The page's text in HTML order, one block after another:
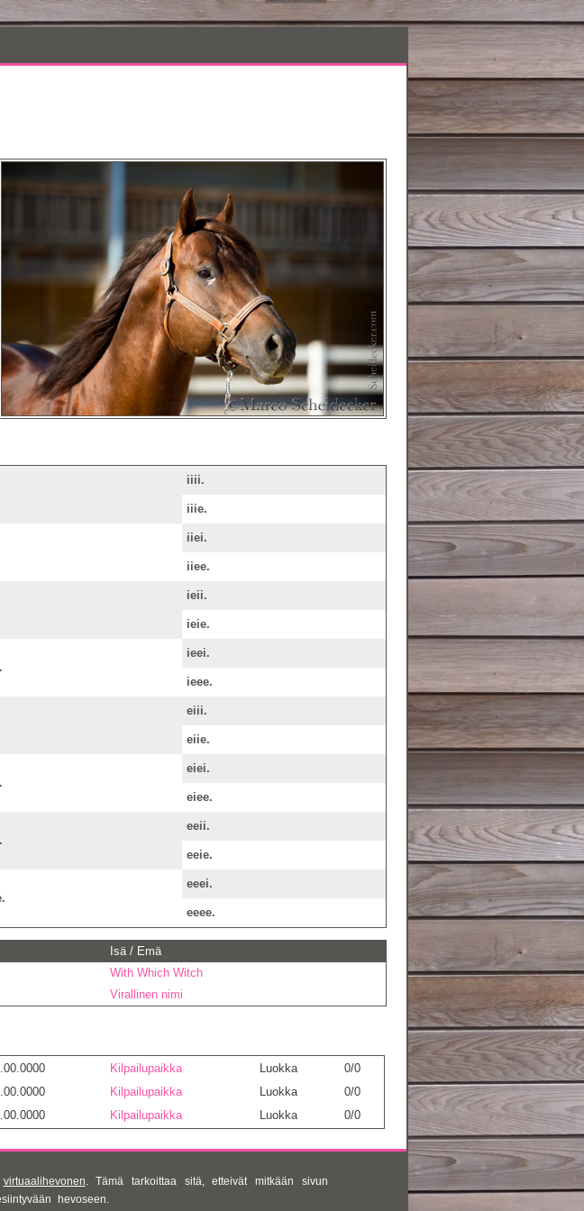
iiii.
iiie.
iiei.
iiee.
ieii.
ieie.
ieei.
ieee.
eiii.
eiie.
eiei.
eiee.
eeii.
eeie.
eeei.
eeee.
Isä / Emä
With Which Witch
Virallinen nimi
Kilpailupaikka Luokka
0/0
Kilpailupaikka Luokka
0/0
Kilpailupaikka Luokka 0/0
virtuaalihevonen. Tämä tarkoittaa sitä, etteivät mitkään sivun
hevoseen.